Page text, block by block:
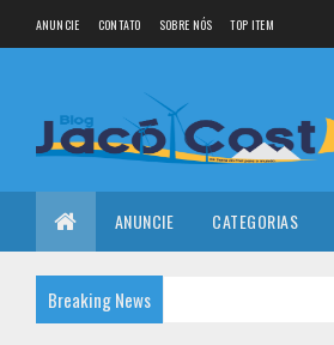
ANUNCIE CONTATO SOBRE NÓS TOP ITEM
ANUNCIE CATEGORIAS
Breaking News